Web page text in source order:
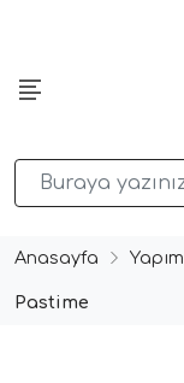
Anasayfa
Pastime